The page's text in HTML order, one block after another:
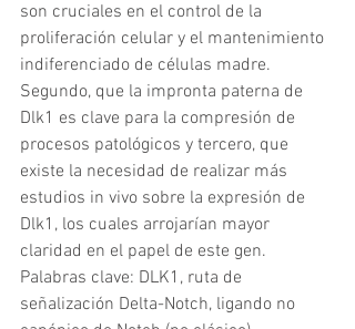
son cruciales en el control de la
proliferación celular y el mantenimiento
indiferenciado de células madre.
Segundo, que la impronta paterna de
Dlk1 es clave para la compresión de
procesos patológicos y tercero, que
existe la necesidad de realizar más
estudios in vivo sobre la expresión de
Dlk1, los cuales arrojarían mayor
claridad en el papel de este gen.
Palabras clave: DLK1, ruta de
señalización Delta-Notch, ligando no